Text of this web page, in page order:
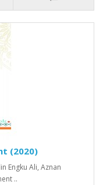
(2020)
Engku Ali, Aznan
..